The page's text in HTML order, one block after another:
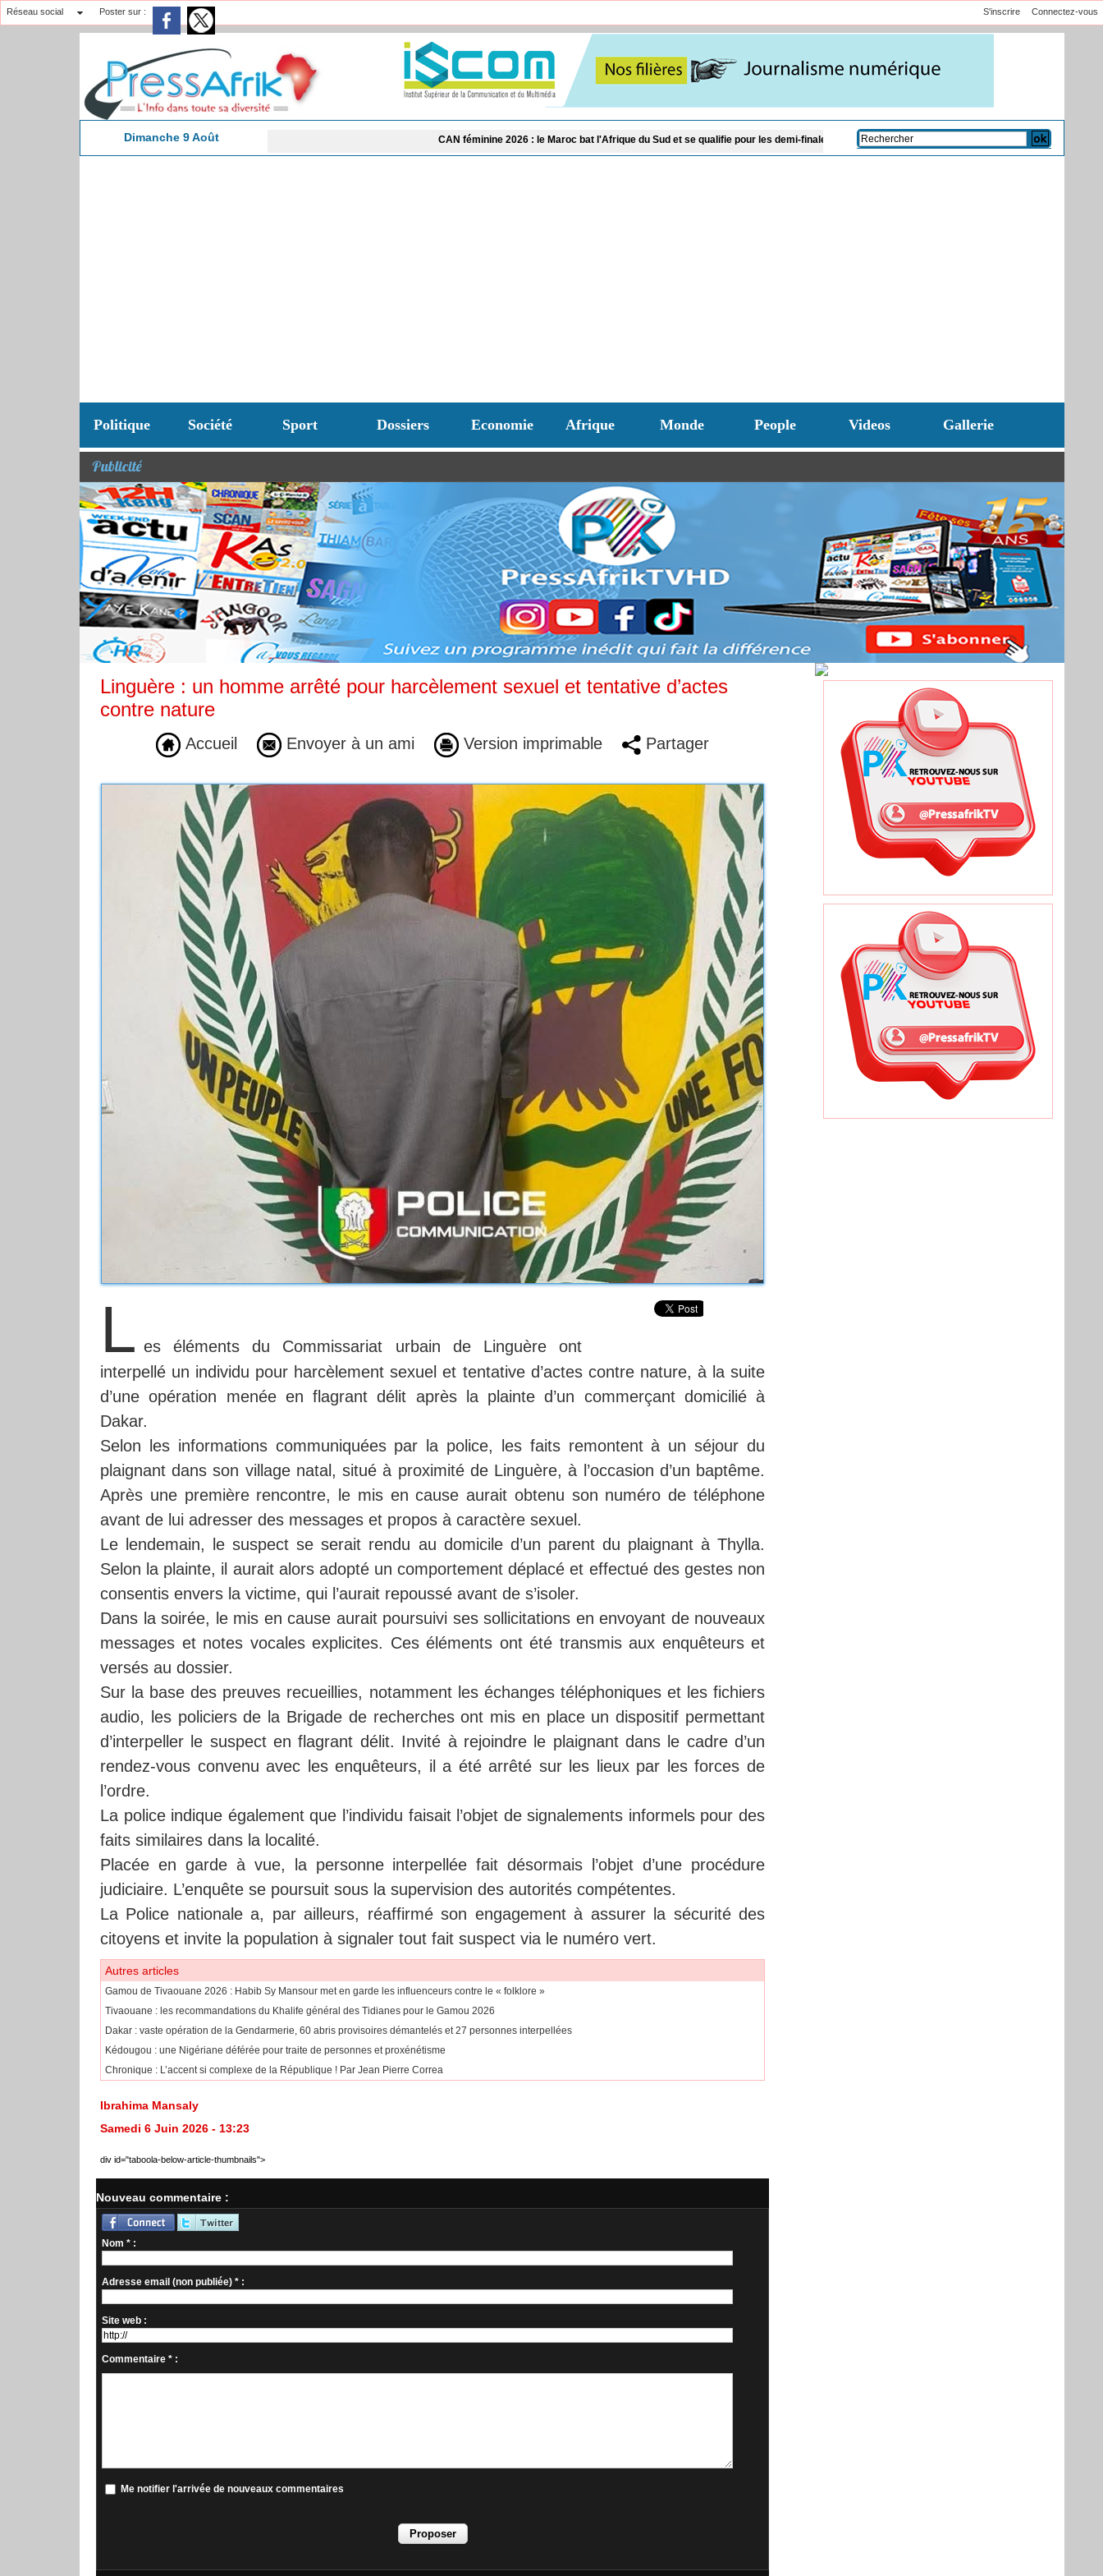
Réseau social Poster sur : Connectez-vous
S'inscrire
Dimanche 9 Août CAN féminine 2026 : le Maroc bat l'Afrique du Sud et se qualifie pour les demi-finales Le chef du CENTCOM américain en visite en Israël pour discuter de l’Iran
Politique Société Sport Dossiers Economie Afrique Monde People Videos Gallerie
Publicité
Linguère : un homme arrêté pour harcèlement sexuel et tentative d’actes
contre nature
Accueil Envoyer à un ami Version imprimable Partager
L es éléments du Commissariat urbain de Linguère ont
interpellé un individu pour harcèlement sexuel et tentative d’actes contre nature, à la suite
d’une opération menée en flagrant délit après la plainte d’un commerçant domicilié à
Dakar.
Selon les informations communiquées par la police, les faits remontent à un séjour du
plaignant dans son village natal, situé à proximité de Linguère, à l’occasion d’un baptême.
Après une première rencontre, le mis en cause aurait obtenu son numéro de téléphone
avant de lui adresser des messages et propos à caractère sexuel.
Le lendemain, le suspect se serait rendu au domicile d’un parent du plaignant à Thylla.
Selon la plainte, il aurait alors adopté un comportement déplacé et effectué des gestes non
consentis envers la victime, qui l’aurait repoussé avant de s’isoler.
Dans la soirée, le mis en cause aurait poursuivi ses sollicitations en envoyant de nouveaux
messages et notes vocales explicites. Ces éléments ont été transmis aux enquêteurs et
versés au dossier.
Sur la base des preuves recueillies, notamment les échanges téléphoniques et les fichiers
audio, les policiers de la Brigade de recherches ont mis en place un dispositif permettant
d’interpeller le suspect en flagrant délit. Invité à rejoindre le plaignant dans le cadre d’un
rendez-vous convenu avec les enquêteurs, il a été arrêté sur les lieux par les forces de
l’ordre.
La police indique également que l’individu faisait l’objet de signalements informels pour des
faits similaires dans la localité.
Placée en garde à vue, la personne interpellée fait désormais l’objet d’une procédure
judiciaire. L’enquête se poursuit sous la supervision des autorités compétentes.
La Police nationale a, par ailleurs, réaffirmé son engagement à assurer la sécurité des
citoyens et invite la population à signaler tout fait suspect via le numéro vert.
Autres articles
Gamou de Tivaouane 2026 : Habib Sy Mansour met en garde les influenceurs contre le « folklore »
Tivaouane : les recommandations du Khalife général des Tidianes pour le Gamou 2026
Dakar : vaste opération de la Gendarmerie, 60 abris provisoires démantelés et 27 personnes interpellées
Kédougou : une Nigériane déférée pour traite de personnes et proxénétisme
Chronique : L’accent si complexe de la République ! Par Jean Pierre Correa
Ibrahima Mansaly
Samedi 6 Juin 2026 - 13:23
div id="taboola-below-article-thumbnails">
Nouveau commentaire :
Nom * :
Adresse email (non publiée) * :
Site web :
Commentaire * :
Me notifier l'arrivée de nouveaux commentaires